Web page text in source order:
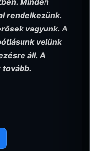
rendelkezünk.
vagyunk. A
velünk
áll. A
tovább.